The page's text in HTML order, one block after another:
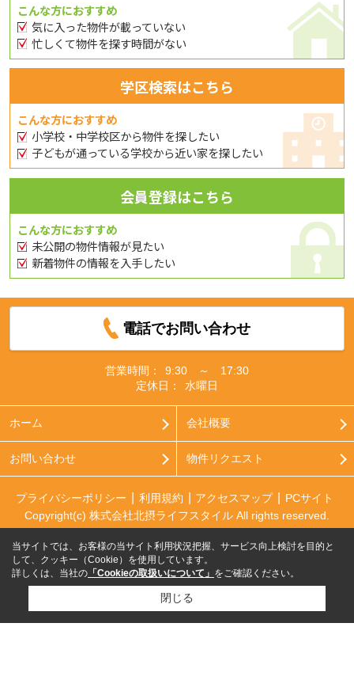
こんな方におすすめ
気に入った物件が載っていない
忙しくて物件を探す時間がない
学区検索はこちら
こんな方におすすめ
小学校・中学校区から物件を探したい
子どもが通っている学校から近い家を探したい
会員登録はこちら
こんな方におすすめ
未公開の物件情報が見たい
新着物件の情報を入手したい
電話でお問い合わせ
営業時間：
9:30 ～ 17:30
定休日：
水曜日
ホーム 会社概要
お問い合わせ 物件リクエスト
プライバシーポリシー 利用規約 アクセスマップ
PCサイト
Copyright(c) 株式会社北摂ライフスタイル All rights reserved.
当サイトでは、お客様の当サイト利用状況把握、サービス向上検討を目的と
して、クッキー（Cookie）を使用しています。
詳しくは、当社の 「Cookieの取扱いについて」 をご確認ください。
閉じる